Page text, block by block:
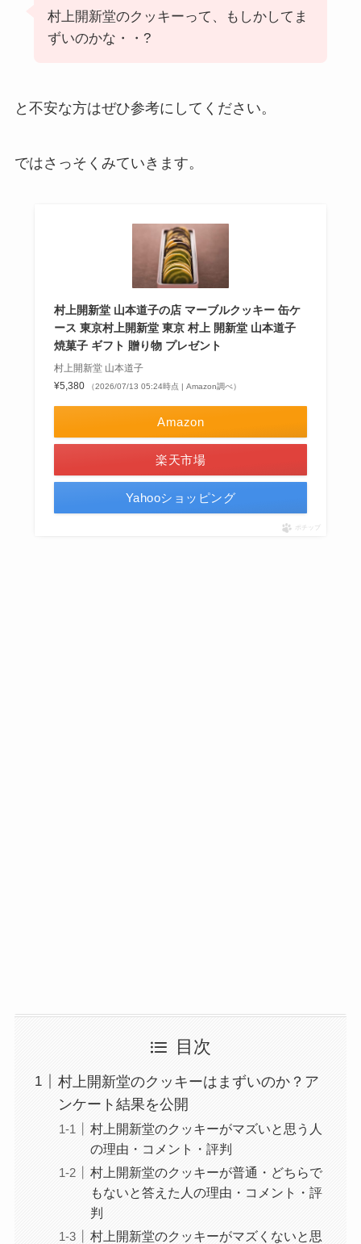
村上開新堂のクッキーって、もしかしてま
ずいのかな・・?
と不安な方はぜひ参考にしてください。
ではさっそくみていきます。
村上開新堂 山本道子の店 マーブルクッキー 缶ケ
ース 東京村上開新堂 東京 村上 開新堂 山本道子
焼菓子 ギフト 贈り物 プレゼント
村上開新堂 山本道子
¥5,380
（2026/07/13 05:24時点 | Amazon調べ）
Amazon
楽天市場
Yahooショッピング
ポチップ
目次
村上開新堂のクッキーはまずいのか？ア
ンケート結果を公開
村上開新堂のクッキーがマズいと思う人
の理由・コメント・評判
村上開新堂のクッキーが普通・どちらで
もないと答えた人の理由・コメント・評
判
村上開新堂のクッキーがマズくないと思